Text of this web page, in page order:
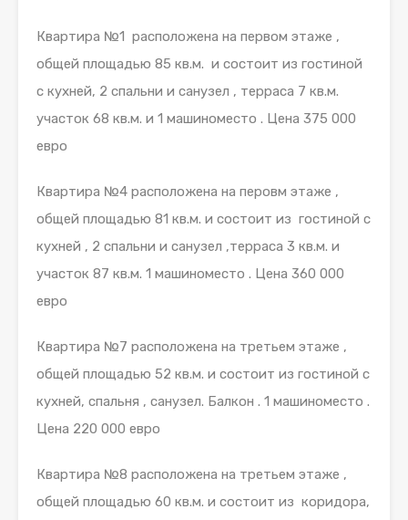
Квартира №1 расположена на первом этаже ,
общей площадью 85 кв.м. и состоит из гостиной
с кухней, 2 спальни и санузел , терраса 7 кв.м.
участок 68 кв.м. и 1 машиноместо . Цена 375 000
евро
Квартира №4 расположена на перовм этаже ,
общей площадью 81 кв.м. и состоит из гостиной с
кухней , 2 спальни и санузел ,терраса 3 кв.м. и
участок 87 кв.м. 1 машиноместо . Цена 360 000
евро
Квартира №7 расположена на третьем этаже ,
общей площадью 52 кв.м. и состоит из гостиной с
кухней, спальня , санузел. Балкон . 1 машиноместо .
Цена 220 000 евро
Квартира №8 расположена на третьем этаже ,
общей площадью 60 кв.м. и состоит из коридора,